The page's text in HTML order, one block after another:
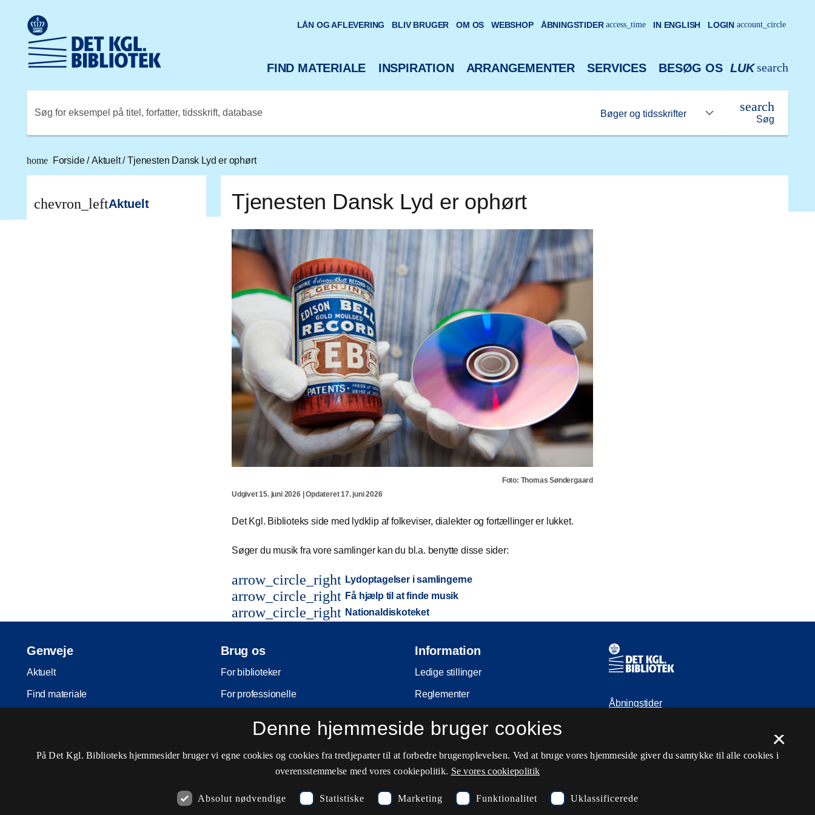
Det Kongelige Biblioteks logo. Gå til Det Kongelige Biblioteks hjemmeside
FIND MATERIALE INSPIRATION ARRANGEMENTER SERVICES BESØG OS search
LUK
Søg for eksempel på titel, forfatter, tidsskrift, database
Søg
search
LÅN OG AFLEVERING BLIV BRUGER OM OS WEBSHOP ÅBNINGSTIDER access_time IN ENGLISH LOGIN account_circle
home Forside/ Aktuelt/ Tjenesten Dansk Lyd er ophørt
chevron_leftAktuelt Tjenesten Dansk Lyd er ophørt
Foto: Thomas Søndergaard
Udgivet 15. juni 2026 | Opdateret 17. juni 2026
Det Kgl. Biblioteks side med lydklip af folkeviser, dialekter og fortællinger er lukket.
Søger du musik fra vore samlinger kan du bl.a. benytte disse sider:
arrow_circle_right Lydoptagelser i samlingerne
arrow_circle_right Få hjælp til at finde musik
arrow_circle_right Nationaldiskoteket
Genveje
Aktuelt
Find materiale
Services
Brug os
For biblioteker
For professionelle
Møder og konferencer
Nota-service
Information
Ledige stillinger
Reglementer
Privatlivs- og persondatapolitik
Tilgængelighedserklæring
Cookieindstillinger
Kontaktinformationer
Åbningstider
×
Denne hjemmeside bruger cookies
På Det Kgl. Biblioteks hjemmesider bruger vi egne cookies og cookies fra tredjeparter til at forbedre brugeroplevelsen. Ved at bruge vores hjemmeside giver du samtykke til alle cookies i
overensstemmelse med vores cookiepolitik. Se vores cookiepolitik
Absolut nødvendige Statistiske Marketing Funktionalitet Uklassificerede